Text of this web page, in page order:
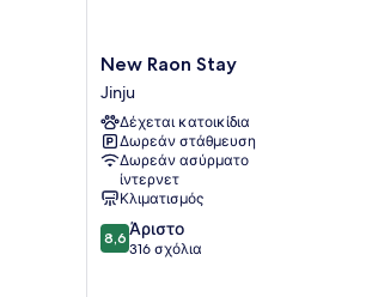
New
Raon
Stay
Jinju
New Raon Stay
Jinju
Δέχεται κατοικίδια
Δωρεάν στάθμευση
Δωρεάν ασύρματο
ίντερνετ
Κλιματισμός
8.6
στα
8,6 Άριστο
316 σχόλια